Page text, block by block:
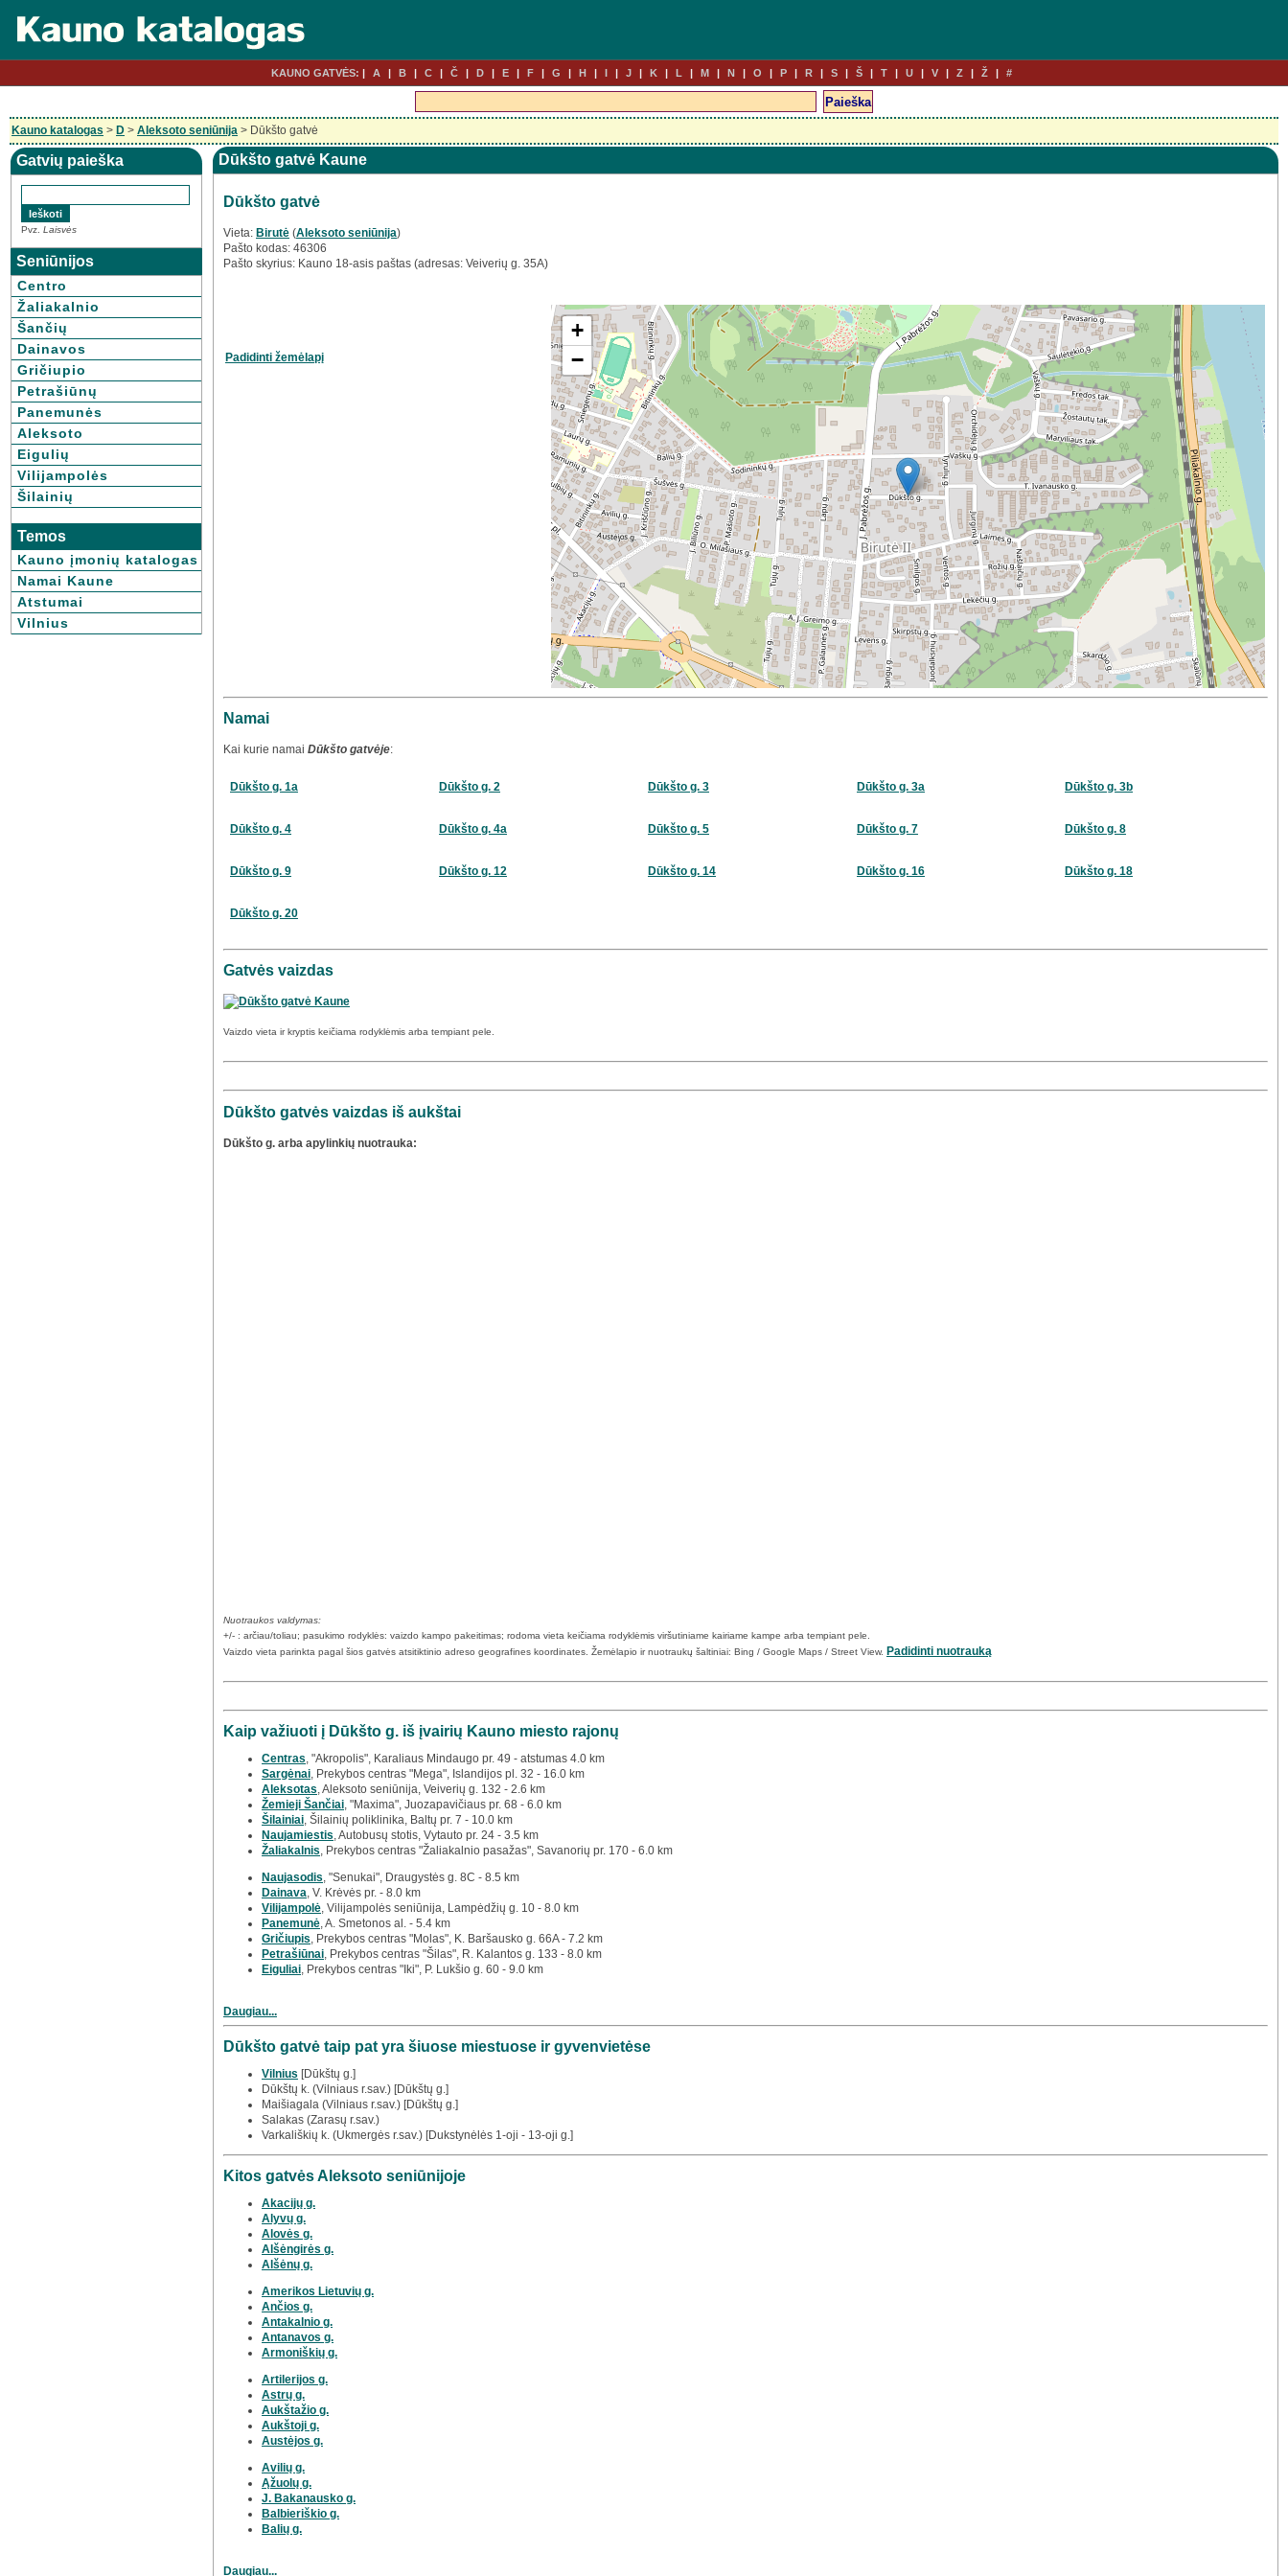
KAUNO GATVĖS: A B C Č D E F G H I J K L M N O P R S Š T U V Z Ž #
Kauno katalogas > D > Aleksoto seniūnija > Dūkšto gatvė
Gatvių paieška
Pvz. Laisvės
Seniūnijos
Centro
Žaliakalnio
Šančių
Dainavos
Gričiupio
Petrašiūnų
Panemunės
Aleksoto
Eigulių
Vilijampolės
Šilainių
Temos
Kauno įmonių katalogas
Namai Kaune
Atstumai
Vilnius
Dūkšto gatvė Kaune
Dūkšto gatvė
Vieta: Birutė (Aleksoto seniūnija)
Pašto kodas: 46306
Pašto skyrius: Kauno 18-asis paštas (adresas: Veiverių g. 35A)
Padidinti žemėlapį
+
−
Namai
Kai kurie namai Dūkšto gatvėje:
Dūkšto g. 1a Dūkšto g. 2 Dūkšto g. 3 Dūkšto g. 3a Dūkšto g. 3b
Dūkšto g. 4 Dūkšto g. 4a Dūkšto g. 5 Dūkšto g. 7 Dūkšto g. 8
Dūkšto g. 9 Dūkšto g. 12 Dūkšto g. 14 Dūkšto g. 16 Dūkšto g. 18
Dūkšto g. 20
Gatvės vaizdas
Vaizdo vieta ir kryptis keičiama rodyklėmis arba tempiant pele.
Dūkšto gatvės vaizdas iš aukštai
Dūkšto g. arba apylinkių nuotrauka:
Nuotraukos valdymas:
+/- : arčiau/toliau; pasukimo rodyklės: vaizdo kampo pakeitimas; rodoma vieta keičiama rodyklėmis viršutiniame kairiame kampe arba tempiant pele.
Vaizdo vieta parinkta pagal šios gatvės atsitiktinio adreso geografines koordinates. Žemėlapio ir nuotraukų šaltiniai: Bing / Google Maps / Street View. Padidinti nuotrauką
Kaip važiuoti į Dūkšto g. iš įvairių Kauno miesto rajonų
Centras , "Akropolis", Karaliaus Mindaugo pr. 49 - atstumas 4.0 km
Sargėnai , Prekybos centras "Mega", Islandijos pl. 32 - 16.0 km
Aleksotas , Aleksoto seniūnija, Veiverių g. 132 - 2.6 km
Žemieji Šančiai , "Maxima", Juozapavičiaus pr. 68 - 6.0 km
Šilainiai , Šilainių poliklinika, Baltų pr. 7 - 10.0 km
Naujamiestis , Autobusų stotis, Vytauto pr. 24 - 3.5 km
Žaliakalnis , Prekybos centras "Žaliakalnio pasažas", Savanorių pr. 170 - 6.0 km
Naujasodis , "Senukai", Draugystės g. 8C - 8.5 km
Dainava , V. Krėvės pr. - 8.0 km
Vilijampolė , Vilijampolės seniūnija, Lampėdžių g. 10 - 8.0 km
Panemunė , A. Smetonos al. - 5.4 km
Gričiupis , Prekybos centras "Molas", K. Baršausko g. 66A - 7.2 km
Petrašiūnai , Prekybos centras "Šilas", R. Kalantos g. 133 - 8.0 km
Eiguliai , Prekybos centras "Iki", P. Lukšio g. 60 - 9.0 km
Daugiau...
Dūkšto gatvė taip pat yra šiuose miestuose ir gyvenvietėse
Vilnius [Dūkštų g.]
Dūkštų k. (Vilniaus r.sav.) [Dūkštų g.]
Maišiagala (Vilniaus r.sav.) [Dūkštų g.]
Salakas (Zarasų r.sav.)
Varkališkių k. (Ukmergės r.sav.) [Dukstynėlės 1-oji - 13-oji g.]
Kitos gatvės Aleksoto seniūnijoje
Akacijų g.
Alyvų g.
Alovės g.
Alšėngirės g.
Alšėnų g.
Amerikos Lietuvių g.
Ančios g.
Antakalnio g.
Antanavos g.
Armoniškių g.
Artilerijos g.
Astrų g.
Aukštažio g.
Aukštoji g.
Austėjos g.
Avilių g.
Ąžuolų g.
J. Bakanausko g.
Balbieriškio g.
Balių g.
Daugiau...